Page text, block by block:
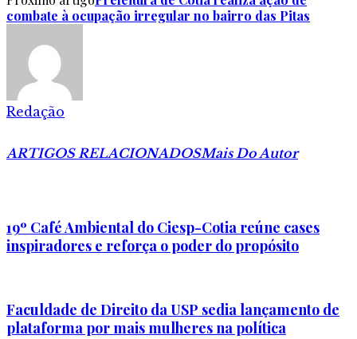
combate à ocupação irregular no bairro das Pitas
Redação
ARTIGOS RELACIONADOSMais Do Autor
19º Café Ambiental do Ciesp-Cotia reúne cases
inspiradores e reforça o poder do propósito
Faculdade de Direito da USP sedia lançamento de
plataforma por mais mulheres na política